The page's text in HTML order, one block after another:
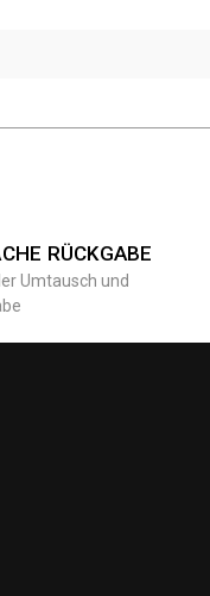
RÜCKGABE
Umtausch und